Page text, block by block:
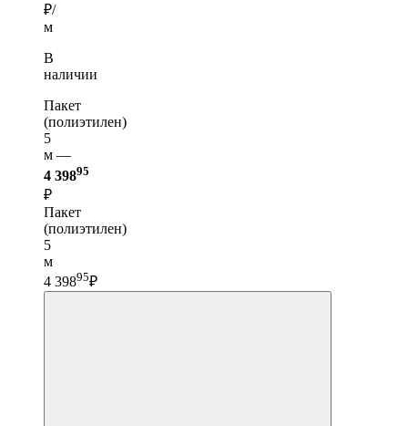
₽/
м
В
наличии
Пакет
(полиэтилен)
5
м —
4 39895
₽
Пакет
(полиэтилен)
5
м
4 39895₽